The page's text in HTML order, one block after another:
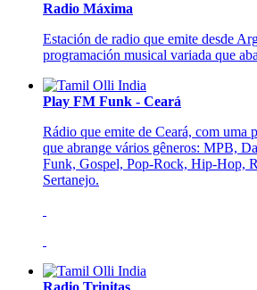
Radio Máxima
Estación de radio que emite desde
programación musical variada que
Play FM Funk - Ceará
Rádio que emite de Ceará, com uma
que abrange vários gêneros: MPB,
Funk, Gospel, Pop-Rock, Hip-Hop,
Sertanejo.